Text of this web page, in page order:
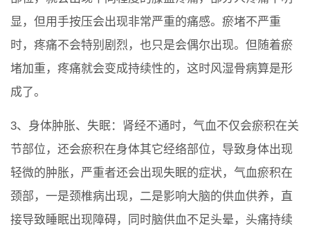
显，但用手按压会出现非常严重的痛感。瘀堵不严重
时，疼痛不会特别剧烈，也只是会偶尔出现。但随着瘀
堵加重，疼痛就会变成持续性的，这时风湿骨病算是形
成了。
3、身体肿胀、失眠：肾经不通时，气血不仅会瘀积在关
节部位，还会瘀积在身体其它经络部位，导致身体出现
轻微的肿胀，严重者还会出现失眠的症状，气血瘀积在
颈部，一是颈椎病出现，二是影响大脑的供血供养，直
接导致睡眠出现障碍，同时脑供血不足头晕，头痛持续